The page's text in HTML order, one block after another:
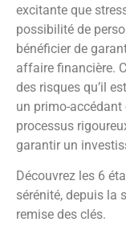
excitante que
possibilité de
bénéficier de
affaire financière.
des risques qu’il
un primo-
processus
garantir un
Découvrez les 6
sérénité, depuis la
remise des clés.